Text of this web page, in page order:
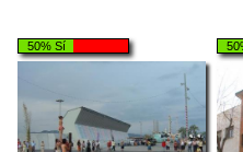
50% Sí